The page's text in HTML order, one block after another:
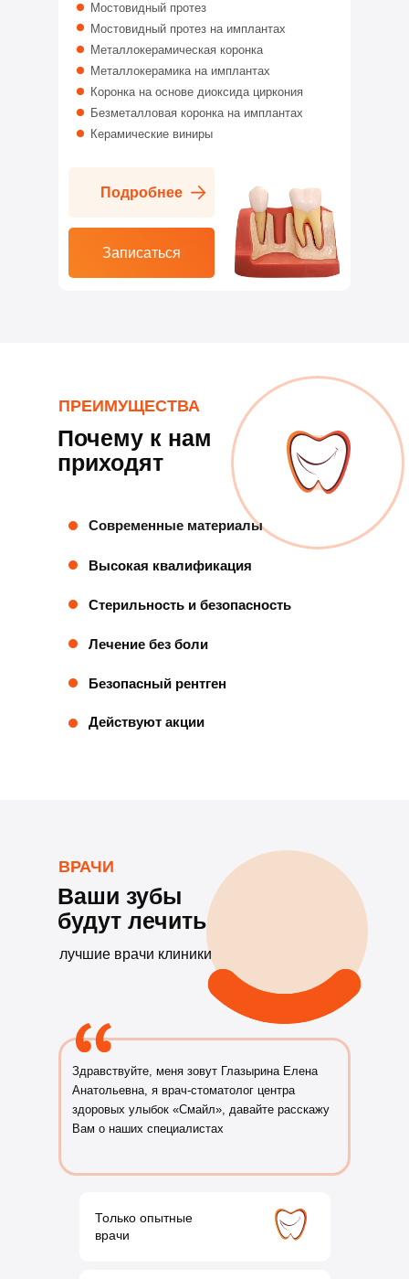
Мостовидный протез
Мостовидный протез на имплантах
Металлокерамическая коронка
Металлокерамика на имплантах
Коронка на основе диоксида циркония
Безметалловая коронка на имплантах
Керамические виниры
Записаться
Подробнее
ПРЕИМУЩЕСТВА
Почему к нам
приходят
Современные материалы
Высокая квалификация
Стерильность и безопасность
Лечение без боли
Безопасный рентген
Действуют акции
Ваши зубы
будут лечить
Здравствуйте, меня зовут Глазырина Елена
Анатольевна, я врач-стоматолог центра
здоровых улыбок «Смайл», давайте расскажу
Вам о наших специалистах
лучшие врачи клиники
ВРАЧИ
Только опытные
врачи